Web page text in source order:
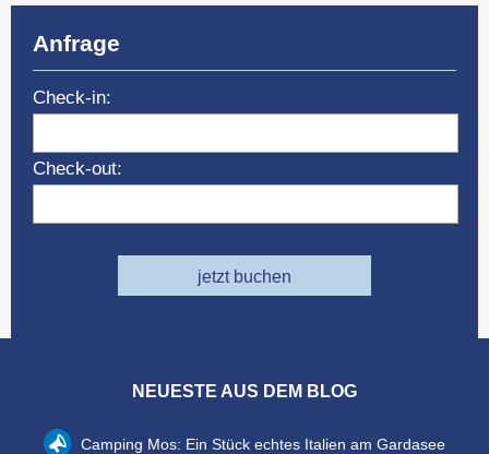
Anfrage
Check-in:
Check-out:
jetzt buchen
NEUESTE AUS DEM BLOG
Camping Mos: Ein Stück echtes Italien am Gardasee